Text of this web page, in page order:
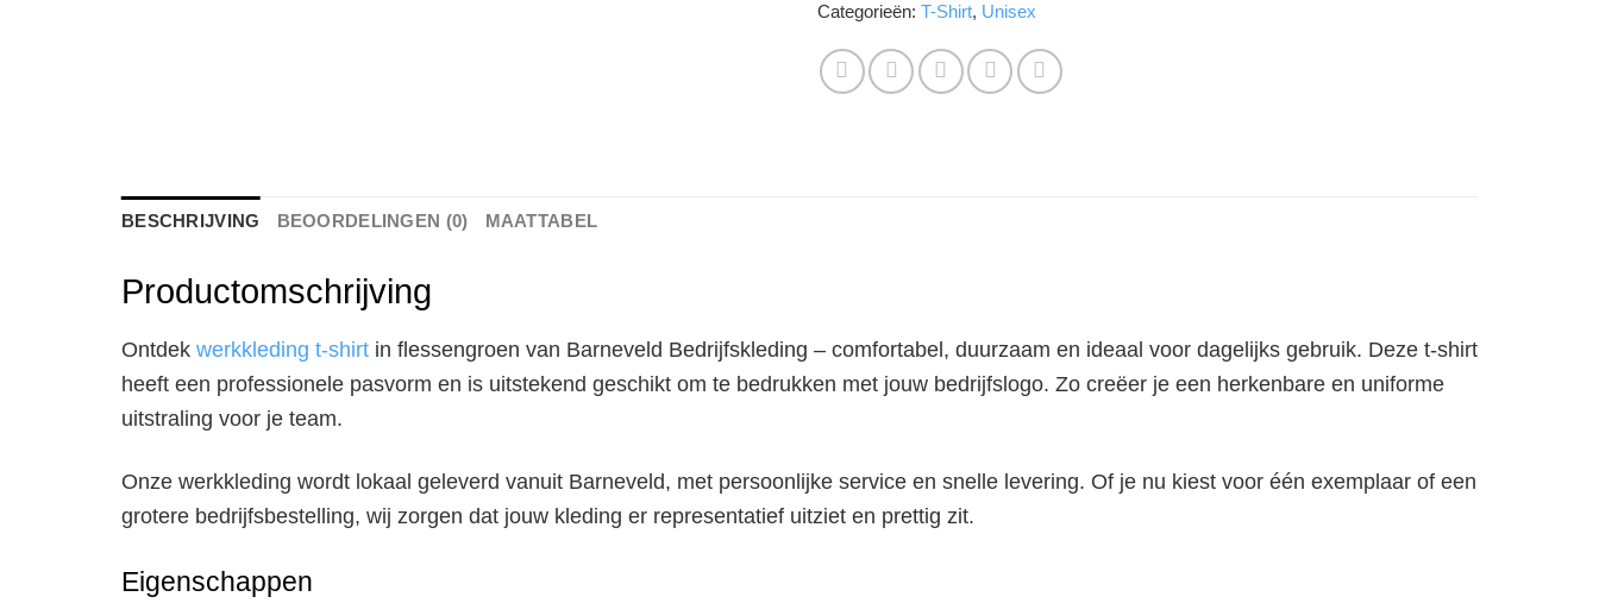
Categorieën: T-Shirt, Unisex
BESCHRIJVING BEOORDELINGEN (0) MAATTABEL
Productomschrijving
Ontdek werkkleding t-shirt in flessengroen van Barneveld Bedrijfskleding – comfortabel, duurzaam en ideaal voor dagelijks gebruik. Deze t-shirt
heeft een professionele pasvorm en is uitstekend geschikt om te bedrukken met jouw bedrijfslogo. Zo creëer je een herkenbare en uniforme
uitstraling voor je team.
Onze werkkleding wordt lokaal geleverd vanuit Barneveld, met persoonlijke service en snelle levering. Of je nu kiest voor één exemplaar of een
grotere bedrijfsbestelling, wij zorgen dat jouw kleding er representatief uitziet en prettig zit.
Eigenschappen